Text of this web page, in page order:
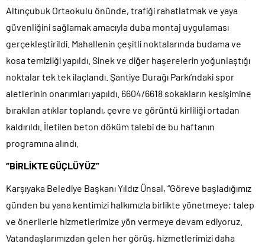
Altınçubuk Ortaokulu önünde, trafiği rahatlatmak ve yaya
güvenliğini sağlamak amacıyla duba montaj uygulaması
gerçekleştirildi. Mahallenin çeşitli noktalarında budama ve
kosa temizliği yapıldı. Sinek ve diğer haşerelerin yoğunlaştığı
noktalar tek tek ilaçlandı. Şantiye Durağı Parkı’ndaki spor
aletlerinin onarımları yapıldı. 6604/6618 sokakların kesişimine
bırakılan atıklar toplandı, çevre ve görüntü kirliliği ortadan
kaldırıldı. İletilen beton döküm talebi de bu haftanın
programına alındı.
“BİRLİKTE GÜÇLÜYÜZ”
Karşıyaka Belediye Başkanı Yıldız Ünsal, “Göreve başladığımız
günden bu yana kentimizi halkımızla birlikte yönetmeye; talep
ve önerilerle hizmetlerimize yön vermeye devam ediyoruz.
Vatandaşlarımızdan gelen her görüş, hizmetlerimizi daha